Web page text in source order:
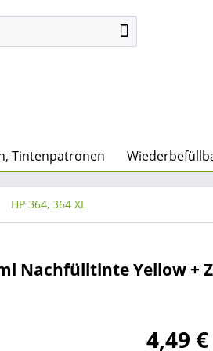
Tintenpatronen
HP 364, 364 XL
Nachfülltinte Yellow +
4,49 €